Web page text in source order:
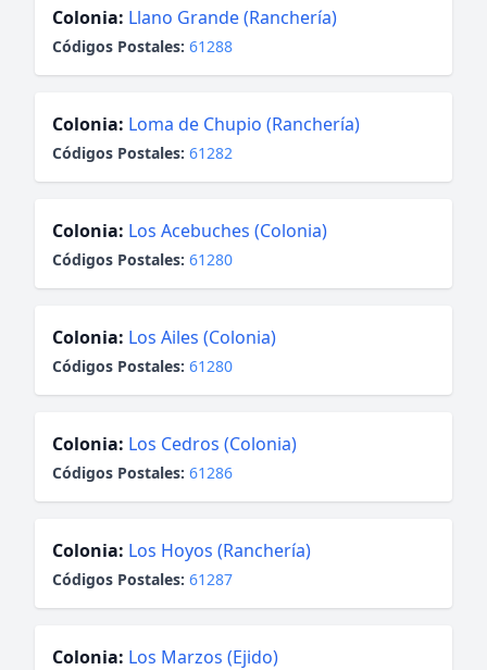
Colonia: Llano Grande (Ranchería)
Códigos Postales: 61288
Colonia: Loma de Chupio (Ranchería)
Códigos Postales: 61282
Colonia: Los Acebuches (Colonia)
Códigos Postales: 61280
Colonia: Los Ailes (Colonia)
Códigos Postales: 61280
Colonia: Los Cedros (Colonia)
Códigos Postales: 61286
Colonia: Los Hoyos (Ranchería)
Códigos Postales: 61287
Colonia: Los Marzos (Ejido)